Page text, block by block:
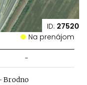
ID: 27520
Na prenájom
-
Brodno